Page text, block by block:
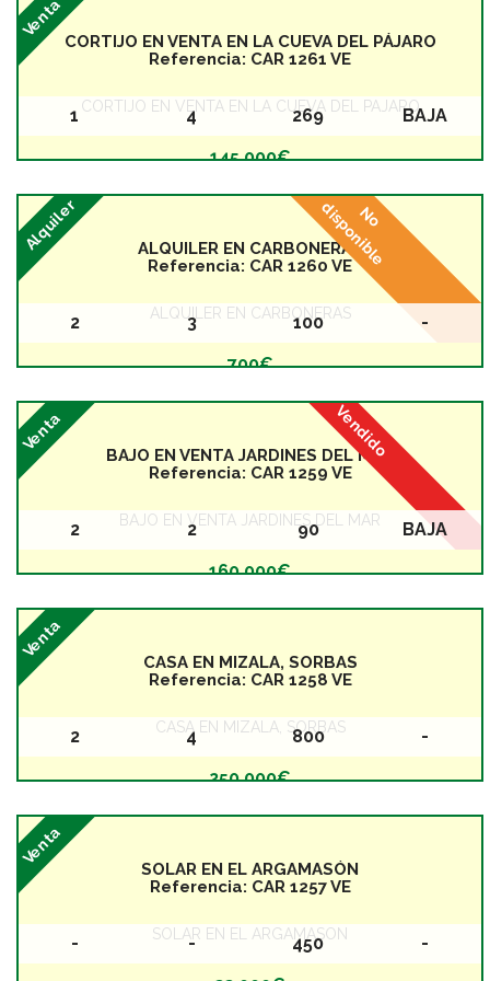
CORTIJO EN VENTA EN LA CUEVA DEL PÁJARO
Referencia: CAR 1261 VE
CORTIJO EN VENTA EN LA CUEVA DEL PÁJARO
Venta
145.000€
1 4 269
Superficie
BAJA
ALQUILER EN CARBONERAS
Referencia: CAR 1260 VE
ALQUILER EN CARBONERAS
Alquiler No
disponible
700€
2 3 100 -
BAJO EN VENTA JARDINES DEL MAR
Referencia: CAR 1259 VE
BAJO EN VENTA JARDINES DEL MAR
Venta Vendido
160.000€
2 2
Dormitorios
90
Superficie
BAJA
CASA EN MIZALA, SORBAS
Referencia: CAR 1258 VE
CASA EN MIZALA, SORBAS
Venta
250.000€
2 4 800
Superficie
-
SOLAR EN EL ARGAMASÓN
Referencia: CAR 1257 VE
SOLAR EN EL ARGAMASÓN
Venta
- - 450
Superficie
-